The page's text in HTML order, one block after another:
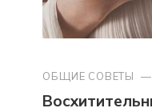
ОБЩИЕ СОВЕТЫ —